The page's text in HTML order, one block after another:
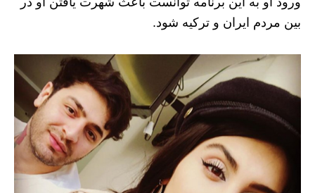
بین مردم ایران و ترکیه شود.